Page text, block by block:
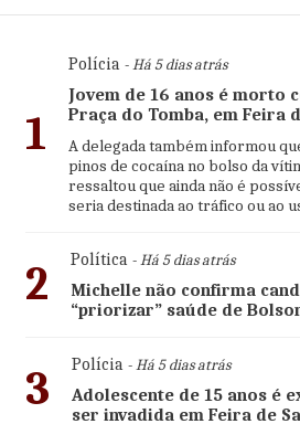
1
Polícia- Há 5 dias atrás
Jovem de 16 anos é morto
Praça do Tomba, em Feira
A delegada também informou
pinos de cocaína no bolso da
ressaltou que ainda não é
seria destinada ao tráfico ou ao
2 Política- Há 5 dias atrás
Michelle não confirma
“priorizar” saúde de
3 Polícia- Há 5 dias atrás
Adolescente de 15 anos é
ser invadida em Feira de